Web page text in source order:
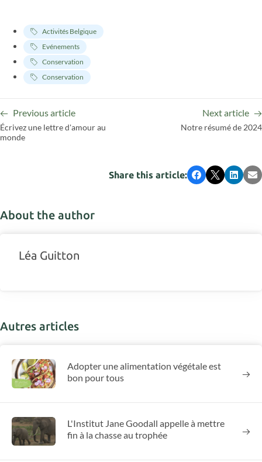
Activités Belgique
Evénements
Conservation
Conservation
Previous article
Écrivez une lettre d'amour au
monde
Next article
Notre résumé de 2024
Share this article: Facebook
X
About the author
Léa Guitton
Autres articles
Adopter une alimentation végétale est
bon pour tous
L'Institut Jane Goodall appelle à mettre
fin à la chasse au trophée